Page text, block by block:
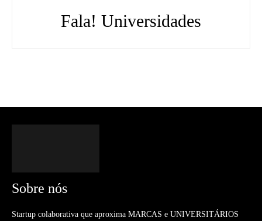
Fala! Universidades
Sobre nós
Startup colaborativa que aproxima MARCAS e UNIVERSITÁRIOS